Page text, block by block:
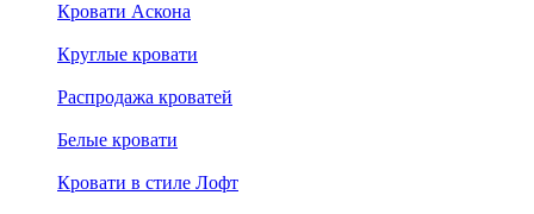
Кровати Аскона
Круглые кровати
Распродажа кроватей
Белые кровати
Кровати в стиле Лофт